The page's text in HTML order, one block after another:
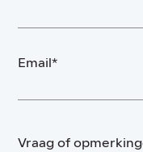
Email*
Vraag of